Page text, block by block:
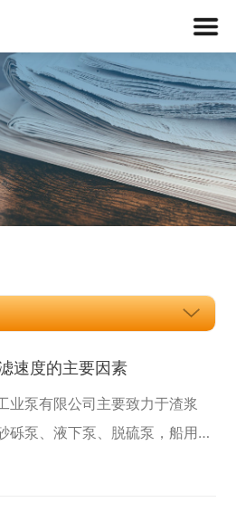
速度的主要因素
业泵有限公司主要致力于渣浆
砾泵、液下泵、脱硫泵，船用挖
制造与销售。目前中强工业泵有